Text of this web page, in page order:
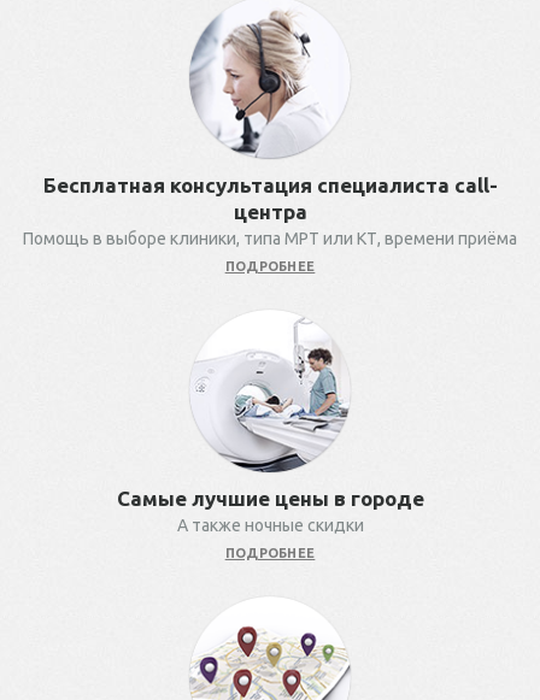
Бесплатная консультация специалиста call-
центра
Помощь в выборе клиники, типа МРТ или КТ, времени приёма
ПОДРОБНЕЕ
Самые лучшие цены в городе
А также ночные скидки
ПОДРОБНЕЕ